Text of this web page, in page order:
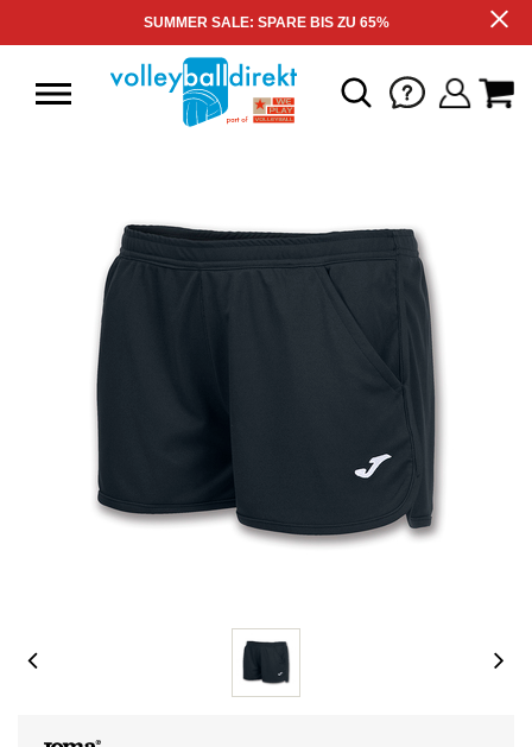
SUMMER SALE: SPARE BIS ZU 65%